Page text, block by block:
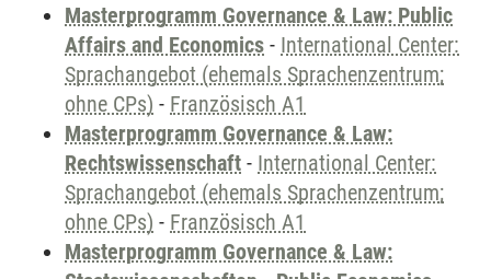
Masterprogramm Governance & Law: Public
Affairs and Economics - International Center:
Sprachangebot (ehemals Sprachenzentrum;
ohne CPs) - Französisch A1
Masterprogramm Governance & Law:
Rechtswissenschaft - International Center:
Sprachangebot (ehemals Sprachenzentrum;
ohne CPs) - Französisch A1
Masterprogramm Governance & Law: